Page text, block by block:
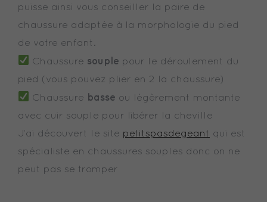
puisse ainsi vous conseiller la paire de
chaussure adaptée à la morphologie du pied
de votre enfant.
Chaussure souple pour le déroulement du
pied (vous pouvez plier en 2 la chaussure)
Chaussure basse ou légèrement montante
avec cuir souple pour libérer la cheville
J’ai découvert le site petitspasdegeant qui est
spécialiste en chaussures souples donc on ne
peut pas se tromper